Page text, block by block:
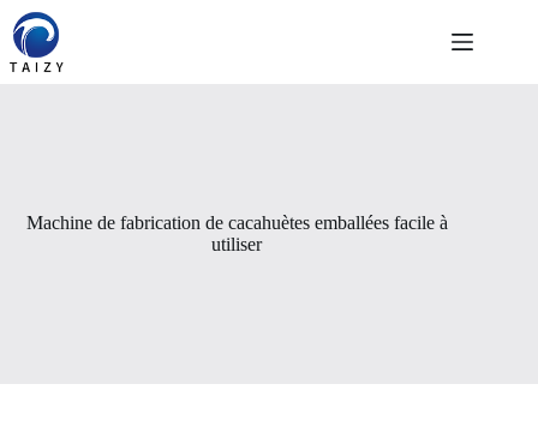
Passer
au
contenu
Machine de fabrication de cacahuètes emballées facile à
utiliser